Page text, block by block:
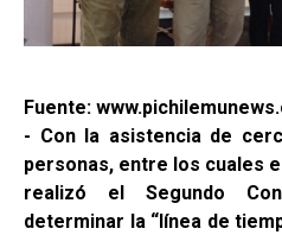
Fuente:
- Con la asistencia de
personas, entre los cuales
realizó el Segundo
determinar la “línea de